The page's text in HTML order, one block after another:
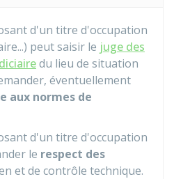
d'un titre d'occupation
peut saisir le juge des
du lieu de situation
éventuellement
aux normes de
d'un titre d'occupation
le respect des
et de contrôle technique.